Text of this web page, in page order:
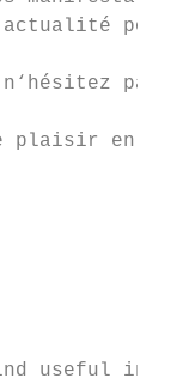
pas
plaisir en
useful